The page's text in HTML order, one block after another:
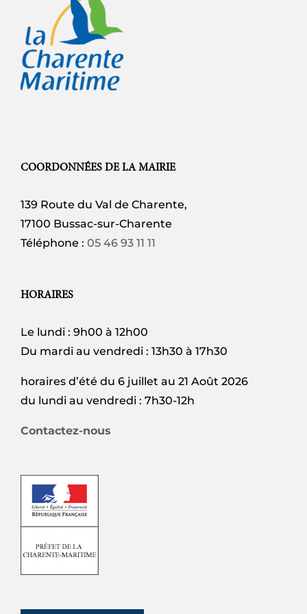
COORDONNÉES DE LA MAIRIE
139 Route du Val de Charente,
17100 Bussac-sur-Charente
Téléphone : 05 46 93 11 11
HORAIRES
Le lundi : 9h00 à 12h00
Du mardi au vendredi : 13h30 à 17h30
horaires d’été du 6 juillet au 21 Août 2026
du lundi au vendredi : 7h30-12h
Contactez-nous